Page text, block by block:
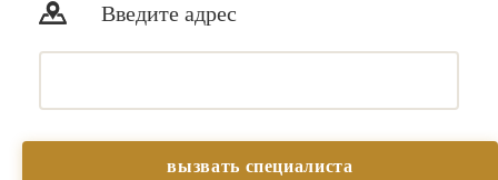
Введите адрес